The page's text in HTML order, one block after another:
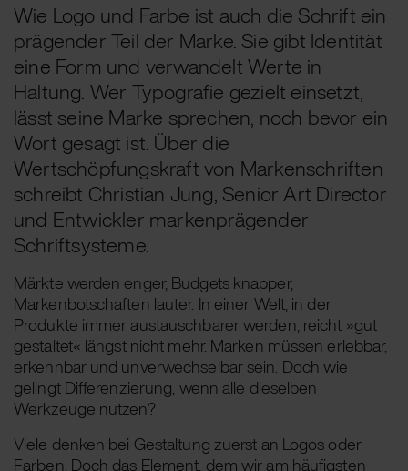
Wie Logo und Farbe ist auch die Schrift ein
prägender Teil der Marke. Sie gibt Identität
eine Form und verwandelt Werte in
Haltung. Wer Typografie gezielt einsetzt,
lässt seine Marke sprechen, noch bevor ein
Wort gesagt ist. Über die
Wertschöpfungskraft von Markenschriften
schreibt Christian Jung, Senior Art Director
und Entwickler markenprägender
Schriftsysteme.
Märkte werden enger, Budgets knapper,
Markenbotschaften lauter. In einer Welt, in der
Produkte immer austauschbarer werden, reicht »gut
gestaltet« längst nicht mehr. Marken müssen erlebbar,
erkennbar und unverwechselbar sein. Doch wie
gelingt Differenzierung, wenn alle dieselben
Werkzeuge nutzen?
Viele denken bei Gestaltung zuerst an Logos oder
Farben. Doch das Element, dem wir am häufigsten